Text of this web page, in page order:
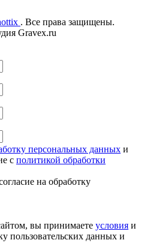
. Все права защищены.
Gravex.ru
персональных данных и
с политикой обработки
на обработку
вы принимаете условия и
пользовательских данных и